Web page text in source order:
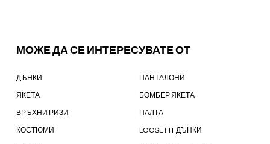
МОЖЕ ДА СЕ ИНТЕРЕСУВАТЕ ОТ
ДЪНКИ ПАНТАЛОНИ
ЯКЕТА БОМБЕР ЯКЕТА
ВРЪХНИ РИЗИ ПАЛТА
КОСТЮМИ LOOSE FIT ДЪНКИ